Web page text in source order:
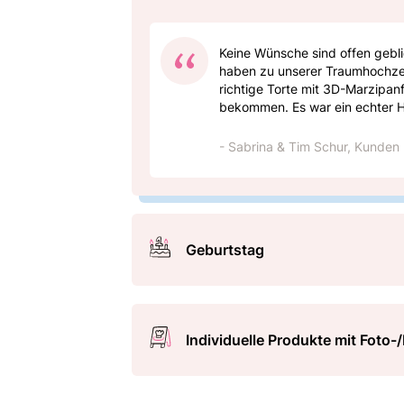
Keine Wünsche sind offen
haben zu unserer
richtige Torte mit 3D-
bekommen. Es war ein echter
- Sabrina & Tim Schur, Kunden
Geburtstag
Individuelle Produkte mit